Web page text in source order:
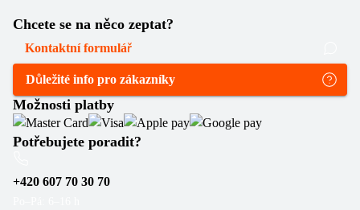
Chcete se na něco zeptat?
Kontaktní formulář
Důležité info pro zákazníky
Možnosti platby
Potřebujete poradit?
+420 607 70 30 70